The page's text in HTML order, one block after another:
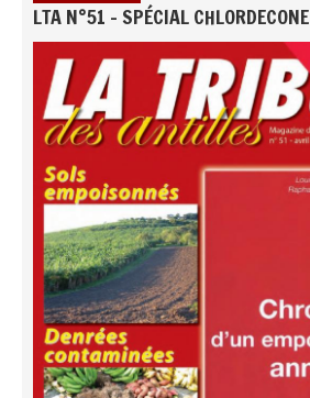
LTA N°51 - SPÉCIAL CHLORDECONE